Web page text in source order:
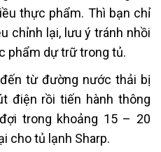
thực phẩm. Thì bạn chỉ
chỉnh lại, lưu ý tránh nhồi
phẩm dự trữ trong tủ.
từ đường nước thải bị
điện rồi tiến hành thông
trong khoảng 15 – 20
cho tủ lạnh Sharp.